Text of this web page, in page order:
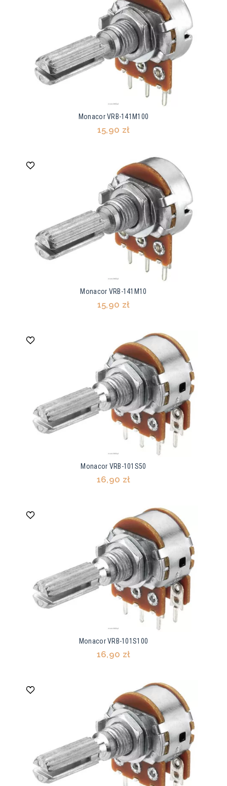
Monacor VRB-141M100
15,90 zł
Monacor VRB-141M10
15,90 zł
Monacor VRB-101S50
16,90 zł
Monacor VRB-101S100
16,90 zł